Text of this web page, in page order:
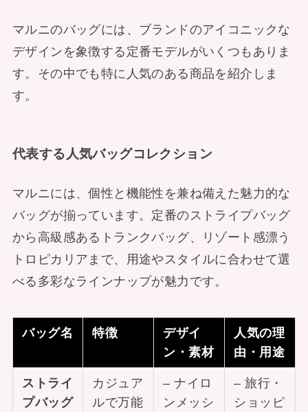
マルニのバッグには、ブランドのアイコニックな
デザインを象徴する定番モデルがいくつもありま
す。その中でも特に人気のある商品を紹介しま
す。
代表する人気バッグコレクション
マルニには、個性と機能性を兼ね備えた魅力的な
バッグが揃っています。定番のストライプバッグ
から高級感あるトランクバッグ、リゾート感漂う
トロピカリアまで、用途やスタイルに合わせて選
べる多彩なラインナップが魅力です。
バッグ名 特徴
デザイ
ン・素材
人気の理
由・用途
ストライ
プバッグ
カジュア
ルで万能
– ナイロ
ンメッシ
– 旅行・
ショッピ